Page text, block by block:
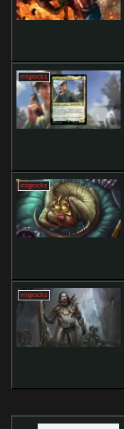
mtgrocks
mtgrocks
mtgrocks